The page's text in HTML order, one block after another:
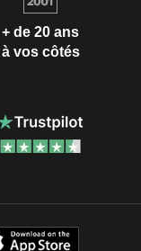
+ de 20 ans
à vos côtés